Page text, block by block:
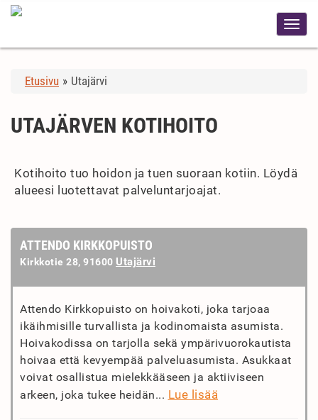
Etusivu » Utajärvi
UTAJÄRVEN KOTIHOITO
Kotihoito tuo hoidon ja tuen suoraan kotiin. Löydä
alueesi luotettavat palveluntarjoajat.
ATTENDO KIRKKOPUISTO
Kirkkotie 28, 91600 Utajärvi
Attendo Kirkkopuisto on hoivakoti, joka tarjoaa
ikäihmisille turvallista ja kodinomaista asumista.
Hoivakodissa on tarjolla sekä ympärivuorokautista
hoivaa että kevyempää palveluasumista. Asukkaat
voivat osallistua mielekkääseen ja aktiiviseen
arkeen, joka tukee heidän... Lue lisää